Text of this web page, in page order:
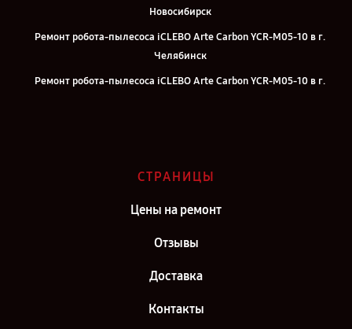
Новосибирск
Ремонт робота-пылесоса iCLEBO Arte Carbon YCR-M05-10 в г.
Челябинск
Ремонт робота-пылесоса iCLEBO Arte Carbon YCR-M05-10 в г.
Ремонт робота-пылесоса iCLEBO Arte Carbon YCR-M05-10 в г.
Ремонт робота-пылесоса iCLEBO Arte Carbon YCR-M05-10 в г.
Самара
Ремонт робота-пылесоса iCLEBO Arte Carbon YCR-M05-10 в г.
СТРАНИЦЫ
Цены на ремонт
Отзывы
Доставка
Контакты